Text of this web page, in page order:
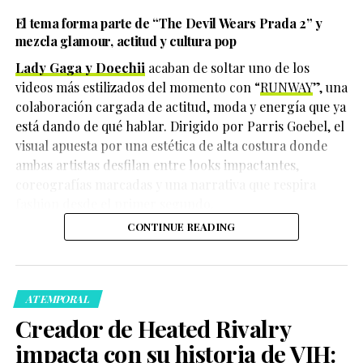
Hasta el momento, las autoridades continúan
investigando cómo ocurrieron los hechos y quiénes
a conocer oficialmente los detalles sobre el móvil del
crimen.
La noticia ha generado consternación tanto en México
como en Estados Unidos, especialmente entre
Durante una entrevista conVanity Fair
adaptación musical y la secuela deWicked, donde
interpreta a Elphaba, mientras Bailey da vida a Fiyero.
El tema forma parte de “The Devil Wears Prada 2”y
mezcla glamour, actitud y cultura pop
Lady Gaga y Doechii acaban de soltar uno de los
videos más estilizados del momento con “RUNWAY”, una
colaboración cargada de actitud, moda y energía que ya
está dando de qué hablar. Dirigido por Parris Goebel, el
visual apuesta por una estética de alta costura donde
ambas artistas desfilan entre looks impactantes,
CONTINUE READING
ATEMPORAL
Creador de Heated Rivalry
impacta con su historia de VIH: